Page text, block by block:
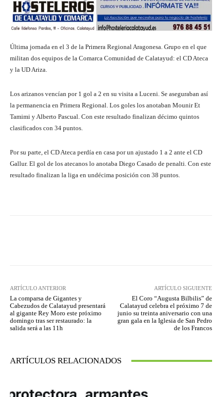
Última jornada en el 3 de la Primera Regional Aragonesa. Grupo en el que
militan dos equipos de la Comarca Comunidad de Calatayud: el CD Ateca
y la UD Ariza.
Los arizanos vencían por 1 gol a 2 en su visita a Luceni. Se aseguraban así
la permanencia en Primera Regional. Los goles los anotaban Mounir Et
Tamimi y Alberto Pascual. Con este resultado finalizan décimo quintos
clasificados con 34 puntos.
Por su parte, el CD Ateca perdía en casa por un ajustado 1 a 2 ante el CD
Gallur. El gol de los atecanos lo anotaba Diego Casado de penalti. Con este
resultado finalizan la liga en undécima posición con 38 puntos.
ARTÍCULO ANTERIOR
La comparsa de Gigantes y
Cabezudos de Calatayud presentará
al gigante Rey Moro este próximo
domingo tras ser restaurado: la
salida será a las 11h
ARTÍCULO SIGUIENTE
El Coro “Augusta Bilbilis” de
Calatayud celebra el próximo 7 de
junio su treinta aniversario con una
gran gala en la Iglesia de San Pedro
de los Francos
ARTÍCULOS RELACIONADOS